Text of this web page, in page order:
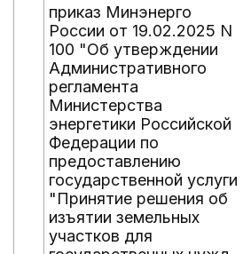
приказ Минэнерго
России от 19.02.2025 N
100 "Об утверждении
Административного
регламента
Министерства
энергетики Российской
Федерации по
предоставлению
государственной услуги
"Принятие решения об
изъятии земельных
участков для